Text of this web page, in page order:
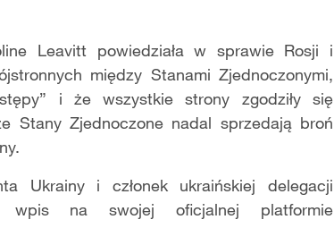
Leavitt powiedziała w sprawie Rosji i
między Stanami Zjednoczonymi,
i że wszystkie strony zgodziły się
Stany Zjednoczone nadal sprzedają broń
Ukrainy i członek ukraińskiej delegacji
wpis na swojej oficjalnej platformie